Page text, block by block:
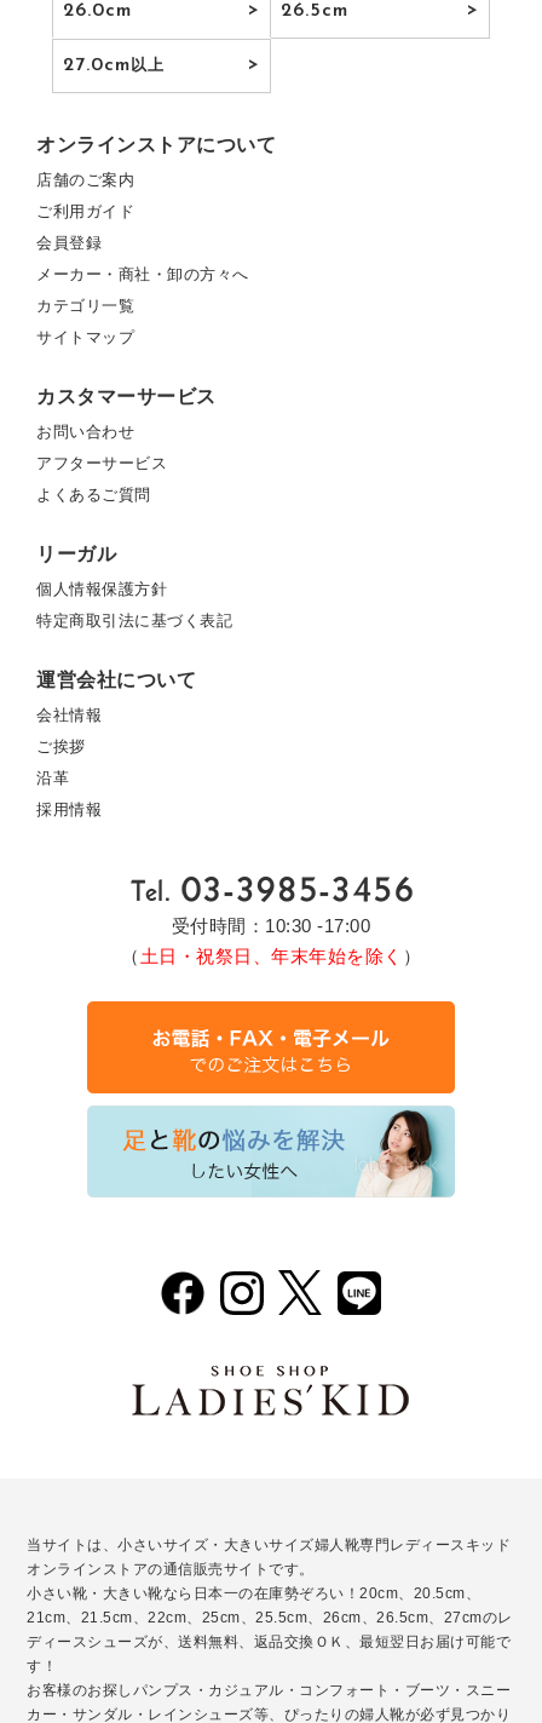
26.0cm 26.5cm
27.0cm以上
オンラインストアについて
店舗のご案内
ご利用ガイド
会員登録
メーカー・商社・卸の方々へ
カテゴリ一覧
サイトマップ
カスタマーサービス
お問い合わせ
アフターサービス
よくあるご質問
リーガル
個人情報保護方針
特定商取引法に基づく表記
運営会社について
会社情報
ご挨拶
沿革
採用情報
受付時間：10:30 -17:00
（ 土日・祝祭日、年末年始を除く ）
当サイトは、小さいサイズ・大きいサイズ婦人靴専門レディースキッド
オンラインストアの通信販売サイトです。
小さい靴・大きい靴なら日本一の在庫勢ぞろい！20cm、20.5cm、
21cm、21.5cm、22cm、25cm、25.5cm、26cm、26.5cm、27cmのレ
ディースシューズが、送料無料、返品交換ＯＫ、最短翌日お届け可能で
す！
お客様のお探しパンプス・カジュアル・コンフォート・ブーツ・スニー
カー・サンダル・レインシューズ等、ぴったりの婦人靴が必ず見つかり